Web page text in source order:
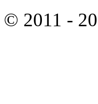
© 2011 -